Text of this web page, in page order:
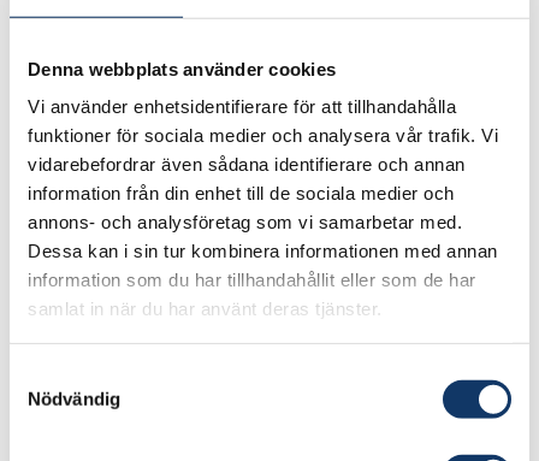
Denna webbplats använder cookies
Vi använder enhetsidentifierare för att tillhandahålla
funktioner för sociala medier och analysera vår trafik. Vi
vidarebefordrar även sådana identifierare och annan
information från din enhet till de sociala medier och
annons- och analysföretag som vi samarbetar med.
Dessa kan i sin tur kombinera informationen med annan
information som du har tillhandahållit eller som de har
samlat in när du har använt deras tjänster.
Nödvändig
krävs för att hänga med i teknikutvecklingen.
Romina Pourmokhtari.